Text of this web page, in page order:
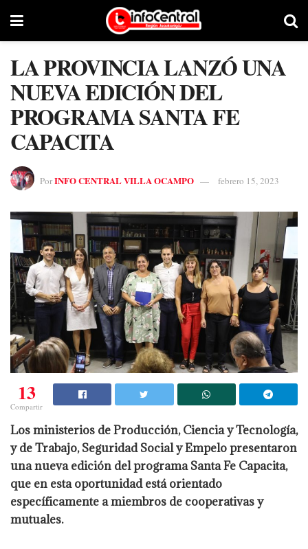
LA PROVINCIA LANZÓ UNA
NUEVA EDICIÓN DEL
PROGRAMA SANTA FE
CAPACITA
PorINFO CENTRAL VILLA OCAMPO febrero 15, 2023
13
Compartir
Los ministerios de Producción, Ciencia y Tecnología,
y de Trabajo, Seguridad Social y Empelo presentaron
una nueva edición del programa Santa Fe Capacita,
que en esta oportunidad está orientado
específicamente a miembros de cooperativas y
mutuales.